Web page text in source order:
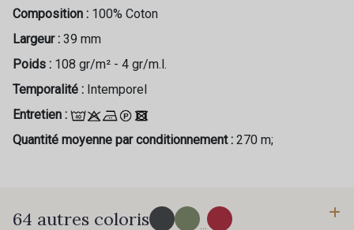
Composition : 100% Coton
Largeur : 39 mm
Poids : 108 gr/m² - 4 gr/m.l.
Temporalité : Intemporel
Entretien :
Quantité moyenne par conditionnement : 270 m;
64 autres coloris ...